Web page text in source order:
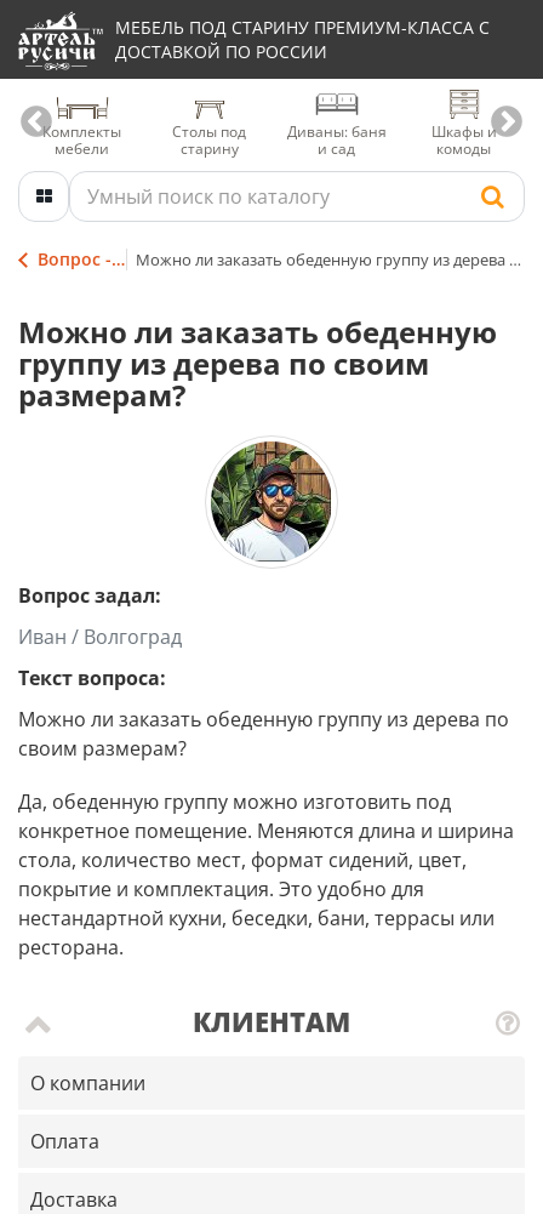
МЕБЕЛЬ ПОД СТАРИНУ ПРЕМИУМ-КЛАССА С
ДОСТАВКОЙ ПО РОССИИ
Комплекты
мебели
Столы под
старину
Диваны: баня
и сад
Шкафы и
комоды
Вопрос - Ответ Можно ли заказать обеденную группу из дерева по своим размерам?
Можно ли заказать обеденную
группу из дерева по своим
размерам?
Вопрос задал:
Иван / Волгоград
Текст вопроса:
Можно ли заказать обеденную группу из дерева по
своим размерам?
Да, обеденную группу можно изготовить под
конкретное помещение. Меняются длина и ширина
стола, количество мест, формат сидений, цвет,
покрытие и комплектация. Это удобно для
нестандартной кухни, беседки, бани, террасы или
ресторана.
КЛИЕНТАМ
О компании
Оплата
Доставка